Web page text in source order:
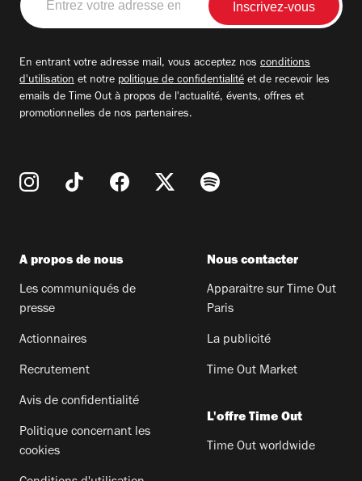
votre
adresse
En entrant votre adresse mail, vous acceptez nos conditions
d'utilisation et notre politique de confidentialité et de recevoir les
emails de Time Out à propos de l'actualité, évents, offres et
promotionnelles de nos partenaires.
A propos de nous
Les communiqués de
presse
Actionnaires
Recrutement
Avis de confidentialité
Politique concernant les
cookies
Nous contacter
Apparaitre sur Time Out
Paris
La publicité
Time Out Market
L'offre Time Out
Time Out worldwide